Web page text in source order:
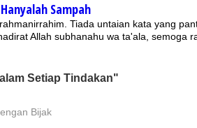
Sampah
Tiada untaian kata yang
Allah subhanahu wa ta'ala, semoga
Setiap Tindakan"
Bijak